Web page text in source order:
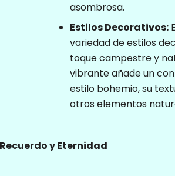
asombrosa.
Estilos Decorativos:
variedad de estilos
toque campestre y
vibrante añade un
estilo bohemio, su
otros elementos
y Eternidad
fundamentales
para el
correcto uso
de la web. Por
lo general, solo
se establecen
usted que